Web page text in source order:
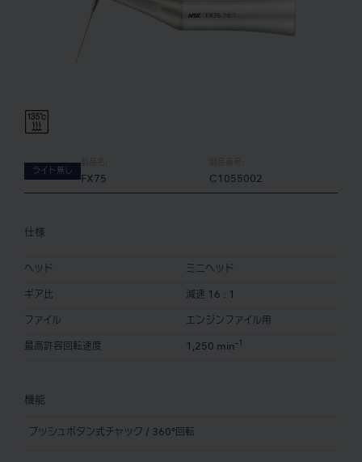
ライト無し
FX75 C1055002
仕様
ヘッド ミニヘッド
ギア比 減速 16 : 1
ファイル エンジンファイル用
最高許容回転速度 1,250 min -1
機能
プッシュボタン式チャック / 360°回転